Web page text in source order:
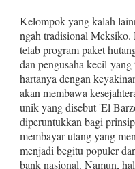
Kelompok yang kalah
ngah tradisional
telab program paket
dan pengusaha
harta­nya dengan
akan membawa
unik yang disebut 'El
diperuntukkan bagi
membayar utang yang
menjadi begitu po­puler
bank nasional. Na­mun,